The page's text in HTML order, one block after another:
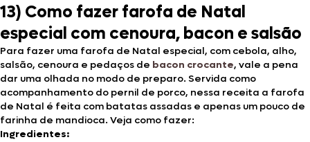
13) Como fazer farofa de Natal
especial com cenoura, bacon e salsão
Para fazer uma farofa de Natal especial, com cebola, alho,
salsão, cenoura e pedaços de bacon crocante, vale a pena
dar uma olhada no modo de preparo. Servida como
acompanhamento do pernil de porco, nessa receita a farofa
de Natal é feita com batatas assadas e apenas um pouco de
farinha de mandioca. Veja como fazer:
Ingredientes: